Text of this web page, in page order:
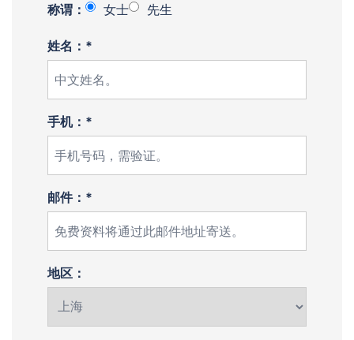
称谓： 女士 先生
姓名：*
手机：*
邮件：*
地区：